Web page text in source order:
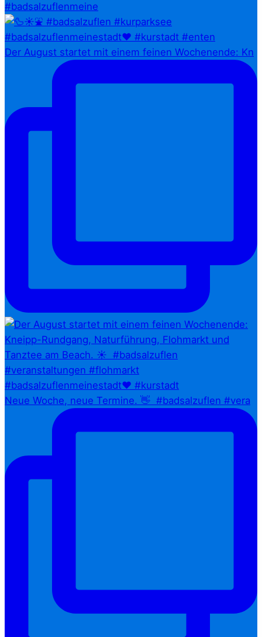
#badsalzuflenmeine
Der August startet mit einem feinen Wochenende: Kn
Neue Woche, neue Termine. 👋⁠ ⁠ #badsalzuflen #vera